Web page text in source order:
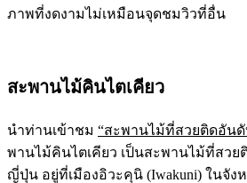
ภาพที่งดงามไม่เหมือนจุดชมวิวที่อื่น
สะพานไม้คินไตเคียว
นำท่านเข้าชม “สะพานไม้ที่สวยติดอัน
พานไม้คินไตเคียว เป็นสะพานไม้ที่สวย
ญี่ปุ่น อยู่ที่เมืองอิวะคุนิ (Iwakuni) ในจังห